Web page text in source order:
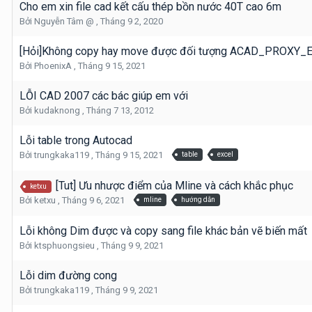
Cho em xin file cad kết cấu thép bồn nước 40T cao 6m
Bởi Nguyễn Tâm @ , Tháng 9 2, 2020
[Hỏi]Không copy hay move được đối tượng
Bởi PhoenixA , Tháng 9 15, 2021
LỖI CAD 2007 các bác giúp em với
Bởi kudaknong , Tháng 7 13, 2012
Lỗi table trong Autocad
Bởitrungkaka119 , Tháng 9 15, 2021 table excel
ketxu [Tut] Ưu nhược điểm của Mline và cách khắc phục
Bởi ketxu , Tháng 9 6, 2021 mline hướng dẫn
Lỗi không Dim được và copy sang file khác bản vẽ biến mất
Bởi ktsphuongsieu , Tháng 9 9, 2021
Lỗi dim đường cong
Bởitrungkaka119 , Tháng 9 9, 2021